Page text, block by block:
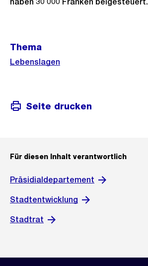
Informationen
Thema
Lebenslagen
Seite drucken
Für diesen Inhalt verantwortlich
Präsidialdepartement
Stadtentwicklung
Stadtrat